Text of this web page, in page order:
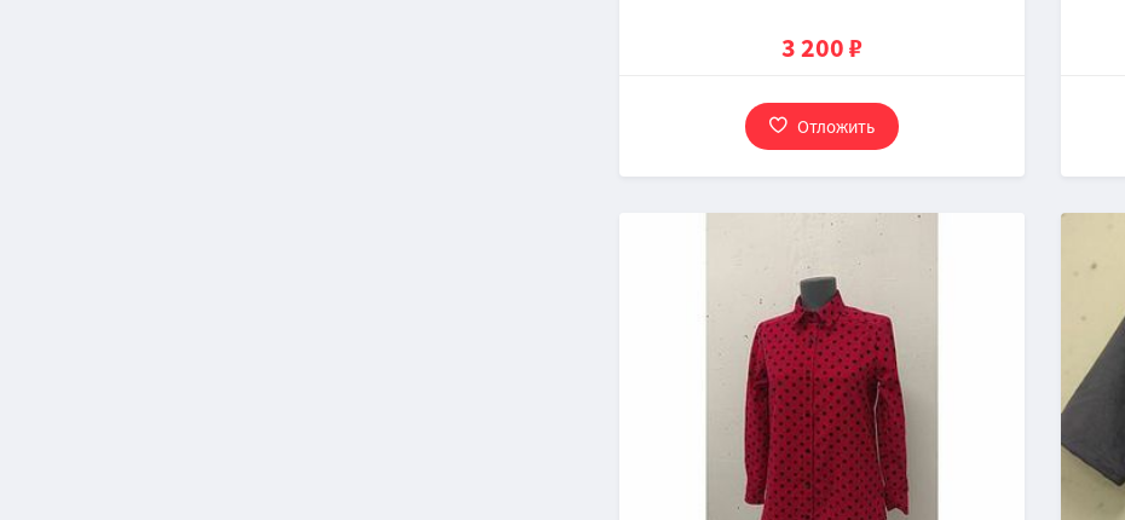
3 200 ₽
Отложить